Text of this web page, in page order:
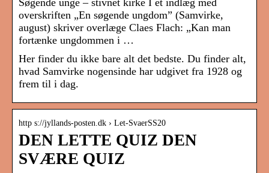
Søgende unge – stivnet kirke I et indlæg med
overskriften „En søgende ungdom” (Samvirke,
august) skriver overlæge Claes Flach: „Kan man
fortænke ungdommen i …
Her finder du ikke bare alt det bedste. Du finder alt,
hvad Samvirke nogensinde har udgivet fra 1928 og
frem til i dag.
http s://jyllands-posten.dk › Let-SvaerSS20
DEN LETTE QUIZ DEN
SVÆRE QUIZ